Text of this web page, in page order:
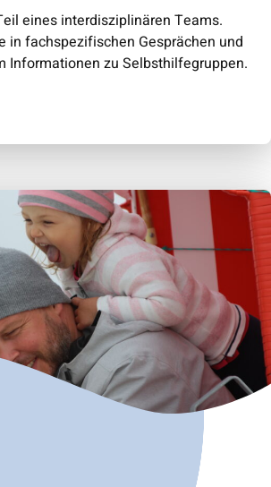
eines interdisziplinären Teams.
in fachspezifischen Gesprächen und
Informationen zu Selbsthilfegruppen.